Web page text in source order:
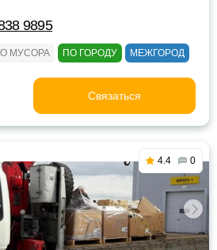
9895
МУСОРА ПО ГОРОДУ МЕЖГОРОД
Связаться
4.4 0